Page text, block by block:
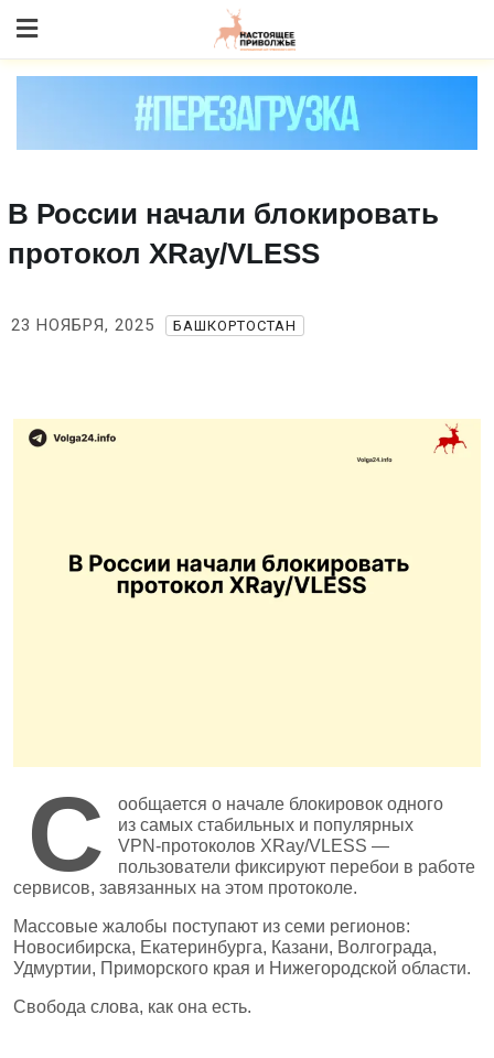
to content
В России начали блокировать
протокол XRay/VLESS
23 НОЯБРЯ, 2025 БАШКОРТОСТАН
С
ообщается о начале блокировок одного
из самых стабильных и популярных
VPN‑протоколов XRay/VLESS —
пользователи фиксируют перебои в работе
сервисов, завязанных на этом протоколе.
Массовые жалобы поступают из семи регионов:
Новосибирска, Екатеринбурга, Казани, Волгограда,
Удмуртии, Приморского края и Нижегородской области.
Свобода слова, как она есть.